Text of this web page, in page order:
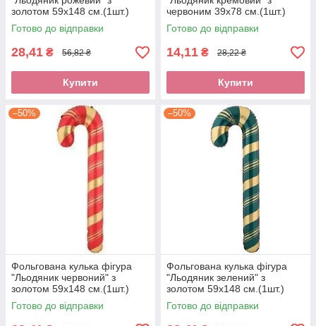
золотом 59х148 см.(1шт.)
Готово до відправки
28,41 ₴ 56,82 ₴
Купити
червоним 39х78 см.(1шт.)
Готово до відправки
14,11 ₴ 28,22 ₴
Купити
–50%
Фольгована кулька фігура
"Льодяник червоний" з
золотом 59х148 см.(1шт.)
Готово до відправки
–50%
Фольгована кулька фігура
"Льодяник зелений" з
золотом 59х148 см.(1шт.)
Готово до відправки